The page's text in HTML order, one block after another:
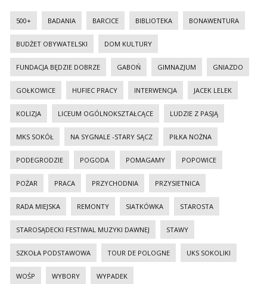
500+ BADANIA BARCICE BIBLIOTEKA BONAWENTURA
BUDŻET OBYWATELSKI DOM KULTURY
FUNDACJA BĘDZIE DOBRZE GABOŃ GIMNAZJUM GNIAZDO
GOŁKOWICE HUFIEC PRACY INTERWENCJA JACEK LELEK
KOLIZJA LICEUM OGÓLNOKSZTAŁCĄCE LUDZIE Z PASJĄ
MKS SOKÓŁ NA SYGNALE -STARY SĄCZ PIŁKA NOŻNA
PODEGRODZIE POGODA POMAGAMY POPOWICE
POŻAR PRACA PRZYCHODNIA PRZYSIETNICA
RADA MIEJSKA REMONTY SIATKÓWKA STAROSTA
STAROSĄDECKI FESTIWAL MUZYKI DAWNEJ STAWY
SZKOŁA PODSTAWOWA TOUR DE POLOGNE UKS SOKOLIKI
WOŚP WYBORY WYPADEK